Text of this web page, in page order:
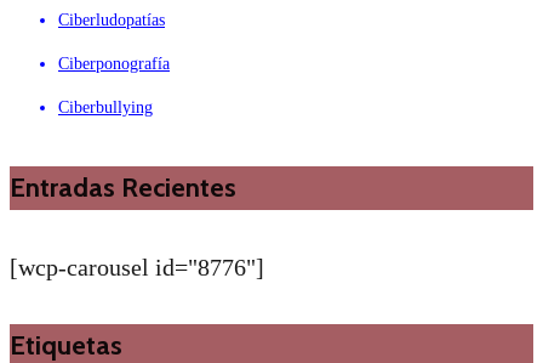
Ciberludopatías
Ciberponografía
Ciberbullying
Entradas Recientes
[wcp-carousel id="8776"]
Etiquetas